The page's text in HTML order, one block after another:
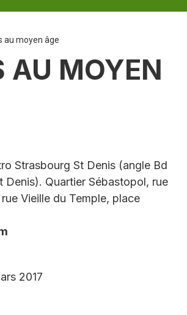
au moyen âge
AU MOYEN
Strasbourg St Denis (angle Bd
Denis). Quartier Sébastopol, rue
Vieille du Temple, place
2017